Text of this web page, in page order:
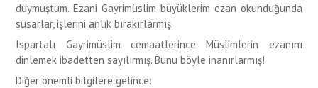
duymuştum. Ezani Gayrimüslim büyüklerim ezan okunduğunda
susarlar, işlerini anlık bırakırlarmış.
Ispartalı Gayrimüslim cemaatlerince Müslimlerin ezanını
dinlemek ibadetten sayılırmış. Bunu böyle inanırlarmış!
Diğer önemli bilgilere gelince: